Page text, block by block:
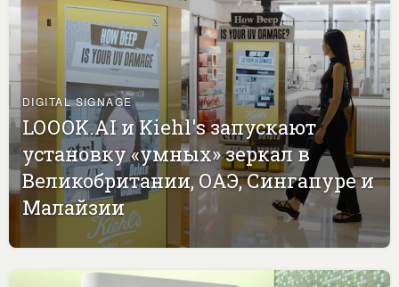
DIGITAL SIGNAGE
LOOOK.AI и Kiehl's запускают
установку «умных» зеркал в
Великобритании, ОАЭ, Сингапуре и
Малайзии